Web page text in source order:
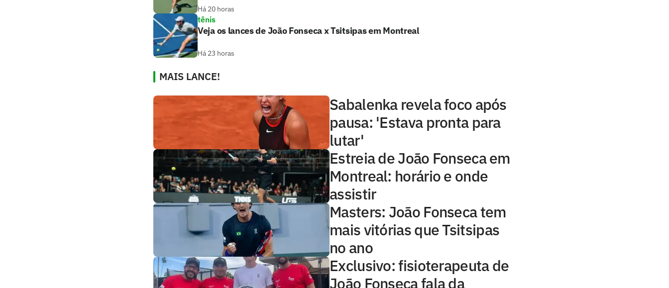
Há 20 horas
tênis
Veja os lances de João Fonseca x Tsitsipas em Montreal
Há 23 horas
MAIS LANCE!
Sabalenka revela foco após
pausa: 'Estava pronta para
lutar'
Estreia de João Fonseca em
Montreal: horário e onde
assistir
Masters: João Fonseca tem
mais vitórias que Tsitsipas
no ano
Exclusivo: fisioterapeuta de
João Fonseca fala da